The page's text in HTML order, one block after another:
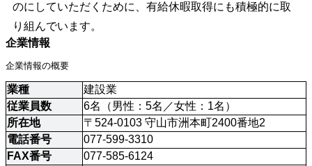
のにしていただくために、有給休暇取得にも積極的に取
り組んでいます。
企業情報
企業情報の概要
業種
建設業
従業員数
6名（男性：5名／女性：1名）
所在地
〒524-0103 守山市洲本町2400番地2
電話番号
077-599-3310
FAX番号
077-585-6124